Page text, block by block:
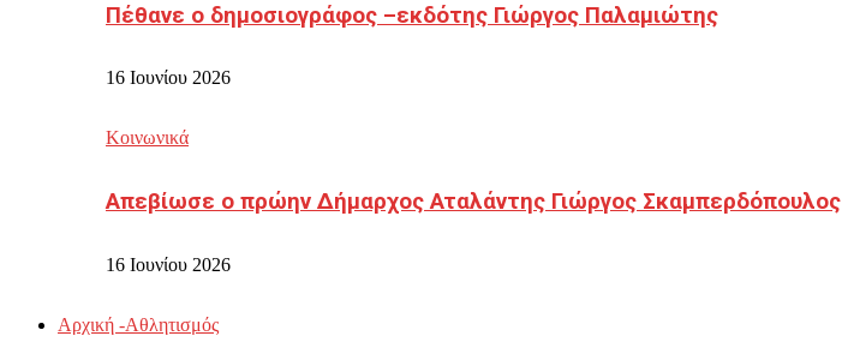
Πέθανε ο δημοσιογράφος –εκδότης Γιώργος Παλαμιώτης
16 Ιουνίου 2026
Κοινωνικά
Απεβίωσε ο πρώην Δήμαρχος Αταλάντης Γιώργος Σκαμπερδόπουλος
16 Ιουνίου 2026
Αρχική -Αθλητισμός